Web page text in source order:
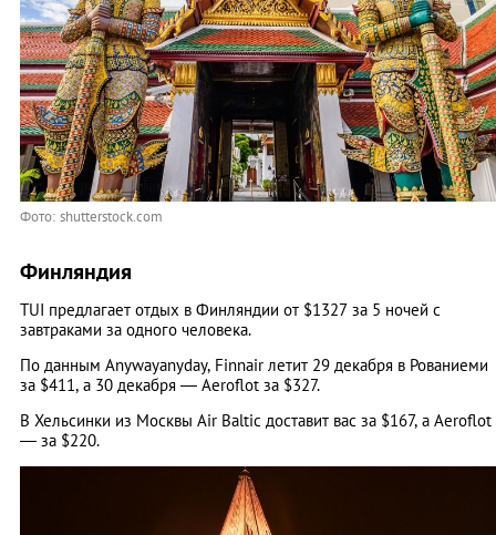
Фото: shutterstock.com
Финляндия
TUI предлагает отдых в Финляндии от $1327 за 5 ночей с
завтраками за одного человека.
По данным Anywayanyday, Finnair летит 29 декабря в Рованиеми
за $411, а 30 декабря — Aeroflot за $327.
В Хельсинки из Москвы Air Baltic доставит вас за $167, а Aeroflot
— за $220.